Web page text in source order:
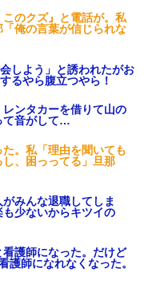
のクズ』と電話が。私
「俺の言葉が信じられな
しよう」と誘われたがお
るやら腹立つやら！
ンタカーを借りて山の
て音がして…
。私「理由を聞いても
し、困っってる」旦那
みんな退職してしま
少ないからキツイの
護師になった。だけど
護師になれなくなった。